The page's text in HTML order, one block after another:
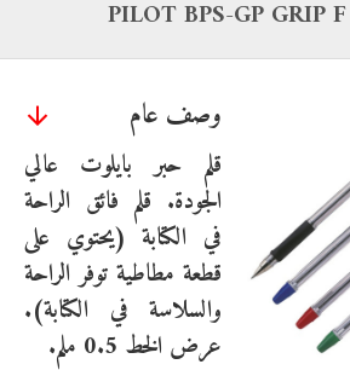
وصف عام
قلم حبر بايلوت عالي
الجودة. قلم فائق الراحة
في الكتابة (يحتوي على
قطعة مطاطية توفر الراحة
والسلاسة في الكتابة).
عرض الخط 0.5 ملم.